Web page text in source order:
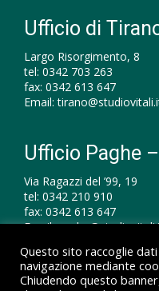
Ufficio di
Largo Risorgimento, 8
tel: 0342 703 263
fax: 0342 613 647
Email:
Ufficio Paghe
Via Ragazzi del ’99, 19
tel: 0342 210 910
fax: 0342 613 647
Email:
Questo sito raccoglie
navigazione mediante
Chiudendo questo